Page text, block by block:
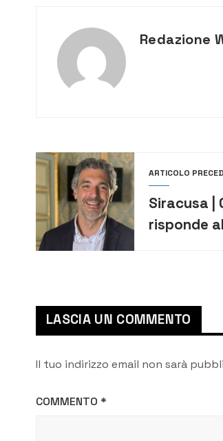
Redazione
ARTICOLO
Siracusa |
risponde
LASCIA UN COMMENTO
Il tuo indirizzo email non sarà
COMMENTO *